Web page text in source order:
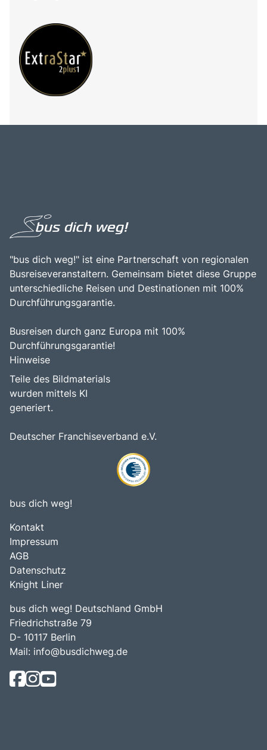
"bus dich weg!" ist eine Partnerschaft von regionalen
Busreiseveranstaltern. Gemeinsam bietet diese Gruppe
unterschiedliche Reisen und Destinationen mit 100%
Durchführungsgarantie.
Busreisen durch ganz Europa mit 100%
Durchführungsgarantie!
Hinweise
Teile des Bildmaterials
wurden mittels KI
generiert.
Deutscher Franchiseverband e.V.
bus dich weg!
Kontakt
Impressum
AGB
Datenschutz
Knight Liner
bus dich weg! Deutschland GmbH
Friedrichstraße 79
D- 10117 Berlin
Mail: info@busdichweg.de